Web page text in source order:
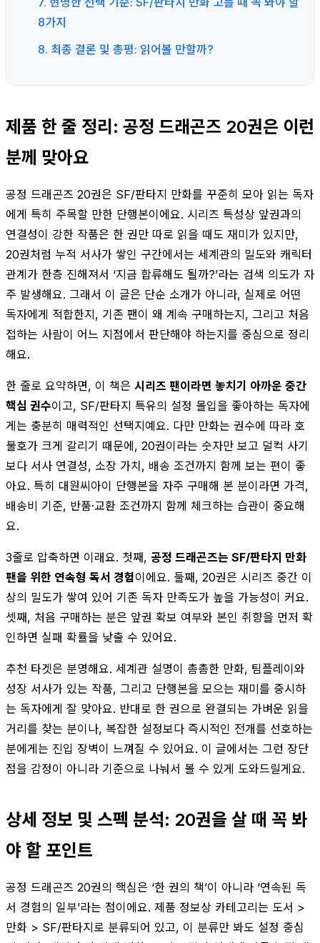
8가지
8. 최종 결론 및 총평: 읽어볼 만할까?
제품 한 줄 정리: 공정 드래곤즈 20권은 이런
분께 맞아요
공정 드래곤즈 20권은 SF/판타지 만화를 꾸준히 모아 읽는 독자
에게 특히 주목할 만한 단행본이에요. 시리즈 특성상 앞권과의
연결성이 강한 작품은 한 권만 따로 읽을 때도 재미가 있지만,
20권처럼 누적 서사가 쌓인 구간에서는 세계관의 밀도와 캐릭터
관계가 한층 진해져서 ‘지금 합류해도 될까?’라는 검색 의도가 자
주 발생해요. 그래서 이 글은 단순 소개가 아니라, 실제로 어떤
독자에게 적합한지, 기존 팬이 왜 계속 구매하는지, 그리고 처음
접하는 사람이 어느 지점에서 판단해야 하는지를 중심으로 정리
해요.
한 줄로 요약하면, 이 책은 시리즈 팬이라면 놓치기 아까운 중간
핵심 권수이고, SF/판타지 특유의 설정 몰입을 좋아하는 독자에
게는 충분히 매력적인 선택지예요. 다만 만화는 권수에 따라 호
불호가 크게 갈리기 때문에, 20권이라는 숫자만 보고 덜컥 사기
보다 서사 연결성, 소장 가치, 배송 조건까지 함께 보는 편이 좋
아요. 특히 대원씨아이 단행본을 자주 구매해 본 분이라면 가격,
배송비 기준, 반품·교환 조건까지 함께 체크하는 습관이 중요해
요.
3줄로 압축하면 이래요. 첫째, 공정 드래곤즈는 SF/판타지 만화
팬을 위한 연속형 독서 경험이에요. 둘째, 20권은 시리즈 중간 이
상의 밀도가 쌓여 있어 기존 독자 만족도가 높을 가능성이 커요.
셋째, 처음 구매하는 분은 앞권 확보 여부와 본인 취향을 먼저 확
인하면 실패 확률을 낮출 수 있어요.
추천 타겟은 분명해요. 세계관 설명이 촘촘한 만화, 팀플레이와
성장 서사가 있는 작품, 그리고 단행본을 모으는 재미를 중시하
는 독자에게 잘 맞아요. 반대로 한 권으로 완결되는 가벼운 읽을
거리를 찾는 분이나, 복잡한 설정보다 즉시적인 전개를 선호하는
분에게는 진입 장벽이 느껴질 수 있어요. 이 글에서는 그런 장단
점을 감정이 아니라 기준으로 나눠서 볼 수 있게 도와드릴게요.
상세 정보 및 스펙 분석: 20권을 살 때 꼭 봐
야 할 포인트
공정 드래곤즈 20권의 핵심은 ‘한 권의 책’이 아니라 ‘연속된 독
서 경험의 일부’라는 점이에요. 제품 정보상 카테고리는 도서 >
만화 > SF/판타지로 분류되어 있고, 이 분류만 봐도 설정 중심